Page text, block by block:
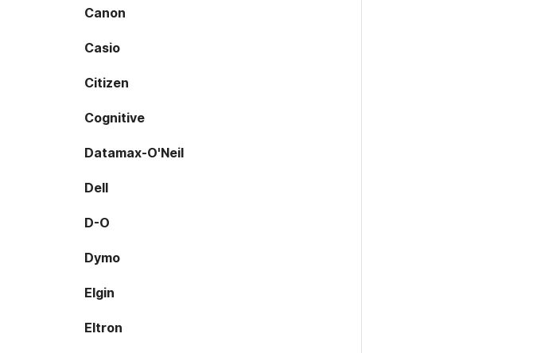
Canon
Casio
Citizen
Cognitive
Datamax-O'Neil
Dell
D-O
Dymo
Elgin
Eltron